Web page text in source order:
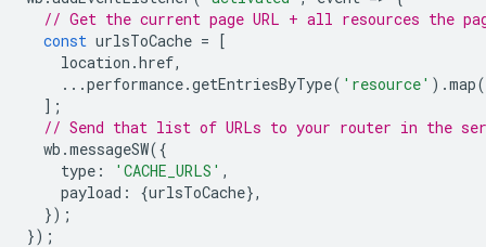
// Get the current page URL + all resources the
const urlsToCache = [
location .href,
...performance.getEntriesByType( 'resource' ).map(
];
// Send that list of URLs to your router in the
wb .messageSW({
type : 'CACHE_URLS' ,
payload : {urlsToCache},
});
});